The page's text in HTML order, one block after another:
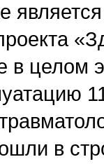
в целом
в